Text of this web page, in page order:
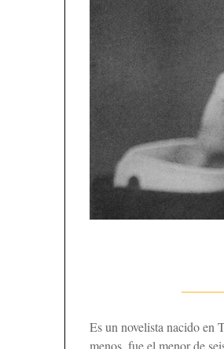
Es un novelista nacido en
menos, fue el menor de